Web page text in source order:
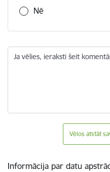
Nē
Ja vēlies, ieraksti šeit
Vēlos atstāt
Informācija par datu